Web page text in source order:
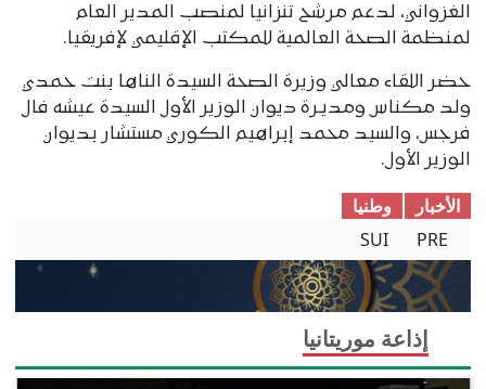
الغزواني، لدعم مرشح تنزانيا لمنصب المدير العام
لمنظمة الصحة العالمية للمكتب الإقليمي لإفريقيا.
حضر اللقاء معالي وزيرة الصحة السيدة الناها بنت حمدي
ولد مكناس ومديـرة ديوان الوزير الأول السيدة عيشه فال
فرجس، والسيد محمد إبراهيم الكوري مستشار بديوان
الوزير الأول.
الأخبار
وطنیا
PRE
SUI
إذاعة موريتانيا